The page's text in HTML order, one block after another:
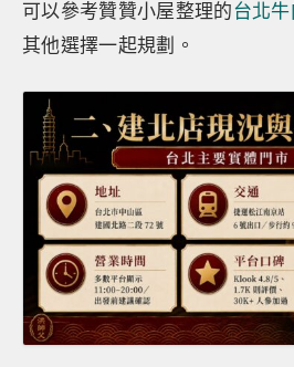
可以參考贊贊小屋整理的台北
其他選擇一起規劃。